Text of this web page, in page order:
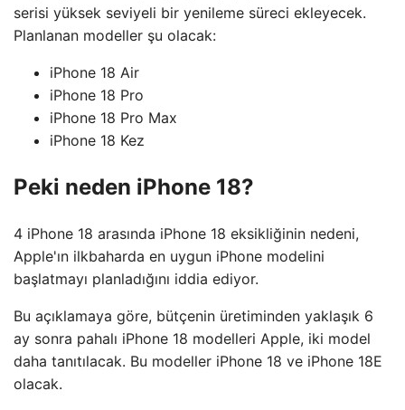
serisi yüksek seviyeli bir yenileme süreci ekleyecek.
Planlanan modeller şu olacak:
iPhone 18 Air
iPhone 18 Pro
iPhone 18 Pro Max
iPhone 18 Kez
Peki neden iPhone 18?
4 iPhone 18 arasında iPhone 18 eksikliğinin nedeni,
Apple'ın ilkbaharda en uygun iPhone modelini
başlatmayı planladığını iddia ediyor.
Bu açıklamaya göre, bütçenin üretiminden yaklaşık 6
ay sonra pahalı iPhone 18 modelleri Apple, iki model
daha tanıtılacak. Bu modeller iPhone 18 ve iPhone 18E
olacak.